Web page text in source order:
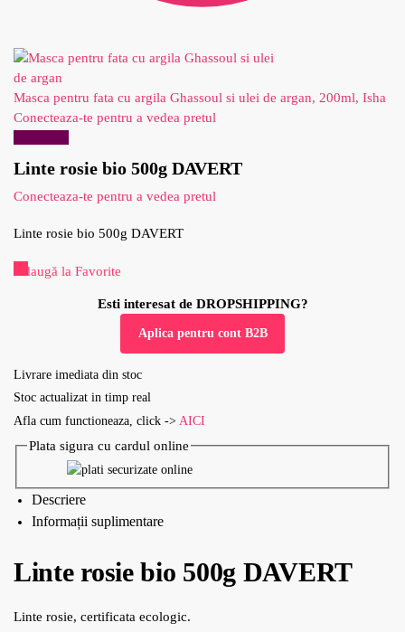
Masca pentru fata cu argila Ghassoul si ulei de argan, 200ml, Isha
Conecteaza-te pentru a vedea pretul
Linte rosie bio 500g DAVERT
Conecteaza-te pentru a vedea pretul
Linte rosie bio 500g DAVERT
Adaugă la Favorite
Esti interesat de DROPSHIPPING?
Aplica pentru cont B2B
Livrare imediata din stoc
Stoc actualizat in timp real
Afla cum functioneaza, click -> AICI
Plata sigura cu cardul online
Descriere
Informații suplimentare
Linte rosie bio 500g DAVERT
Linte rosie, certificata ecologic.